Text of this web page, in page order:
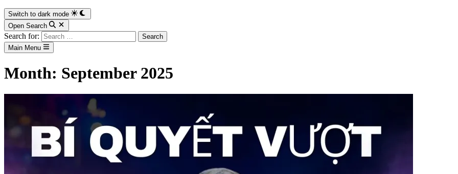
Switch to dark mode
Open Search
Search for:
Main Menu
Month: September 2025